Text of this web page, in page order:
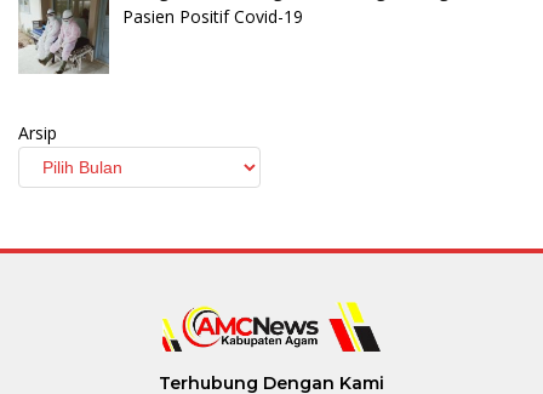
Pasien Positif Covid-19
Arsip
Terhubung Dengan Kami